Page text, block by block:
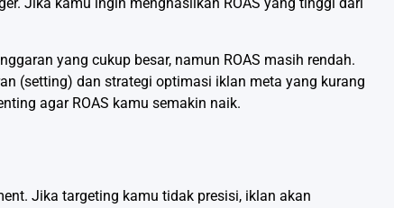
Jika kamu ingin menghasilkan ROAS yang tinggi dari
yang cukup besar, namun ROAS masih rendah.
(setting) dan strategi optimasi iklan meta yang kurang
agar ROAS kamu semakin naik.
Jika targeting kamu tidak presisi, iklan akan